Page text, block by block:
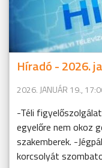
Híradó - 2026.
2026. JANUÁR 19.,
-Téli
egyelőre nem okoz
szakemberek. -
korcsolyát